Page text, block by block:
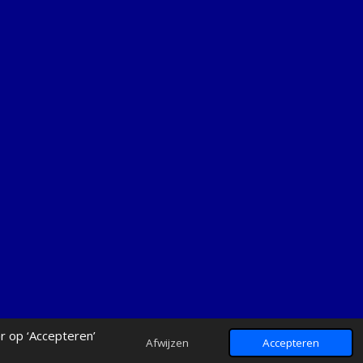
‘Accepteren’
Afwijzen Accepteren